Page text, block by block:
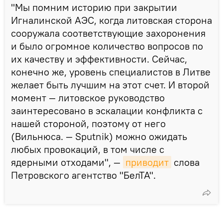
"Мы помним историю при закрытии
Игналинской АЭС, когда литовская сторона
сооружала соответствующие захоронения
и было огромное количество вопросов по
их качеству и эффективности. Сейчас,
конечно же, уровень специалистов в Литве
желает быть лучшим на этот счет. И второй
момент — литовское руководство
заинтересовано в эскалации конфликта с
нашей стороной, поэтому от него
(Вильнюса. — Sputnik) можно ожидать
любых провокаций, в том числе с
ядерными отходами", — приводит слова
Петровского агентство "БелТА".